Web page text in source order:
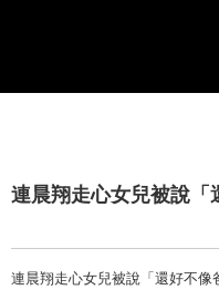
連晨翔走心女兒被說「還好不